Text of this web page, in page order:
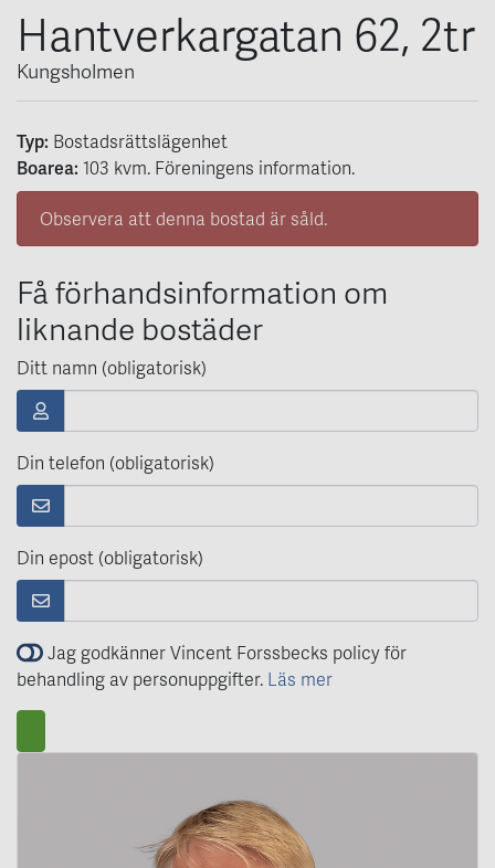
Hantverkargatan 62, 2tr
Kungsholmen
Typ: Bostadsrättslägenhet
Boarea: 103 kvm. Föreningens information.
Observera att denna bostad är såld.
Få förhandsinformation om
liknande bostäder
Ditt namn (obligatorisk)
Din telefon (obligatorisk)
Din epost (obligatorisk)
Jag godkänner Vincent Forssbecks policy för
behandling av personuppgifter. Läs mer